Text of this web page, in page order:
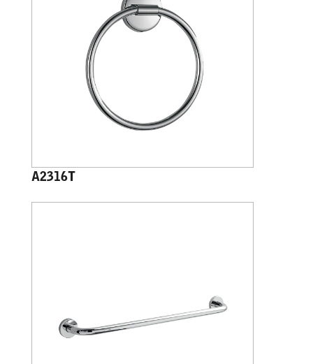
A2316T